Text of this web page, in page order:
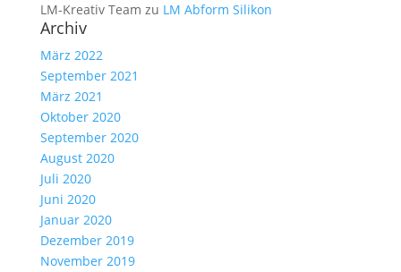
LM-Kreativ Team zu LM Abform Silikon
Archiv
März 2022
September 2021
März 2021
Oktober 2020
September 2020
August 2020
Juli 2020
Juni 2020
Januar 2020
Dezember 2019
November 2019